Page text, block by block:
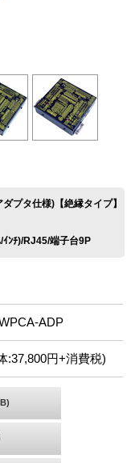
プタ仕様)【絶縁タイプ】
ﾝﾁ)/RJ45/端子台9P
ADP
:37,800円+消費税)